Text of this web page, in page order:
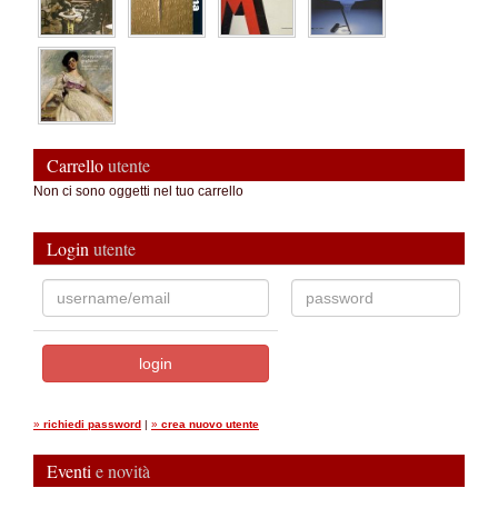
Carrelloutente
Non ci sono oggetti nel tuo carrello
Login utente
» richiedi password | » crea nuovo utente
Eventi e novità